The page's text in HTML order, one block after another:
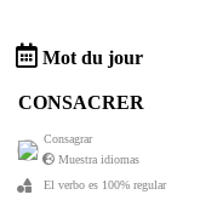
Mot du jour
CONSACRER
Consagrar
Muestra idiomas
El verbo es 100% regular